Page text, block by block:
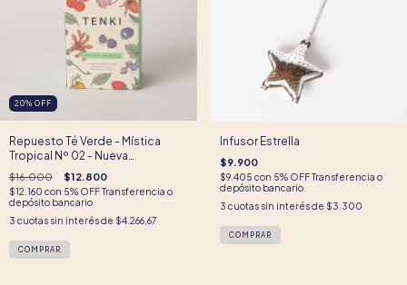
20% OFF
Repuesto Té Verde - Mística
Tropical Nº 02 - Nueva
presentación
$16.000 $12.800
$12.160 con 5% OFF Transferencia o
depósito bancario
3 cuotas sin interés de $4.266,67
Infusor Estrella
$9.900
$9.405 con 5% OFF Transferencia o
depósito bancario
3 cuotas sin interés de $3.300